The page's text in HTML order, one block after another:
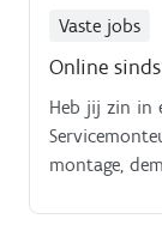
Vaste jobs
Online
Heb jij zin in
montage,